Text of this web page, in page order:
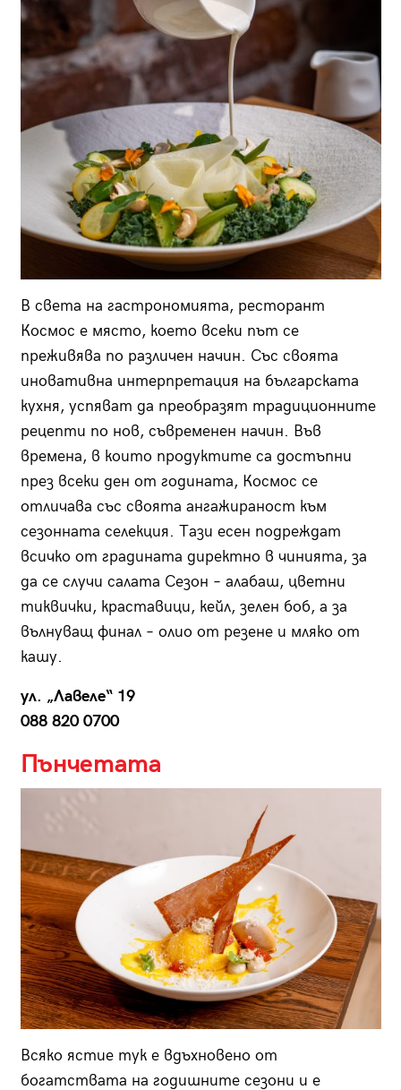
В света на гастрономията, ресторант
Космос е място, което всеки път се
преживява по различен начин. Със своята
иновативна интерпретация на българската
кухня, успяват да преобразят традиционните
рецепти по нов, съвременен начин. Във
времена, в които продуктите са достъпни
през всеки ден от годината, Космос се
отличава със своята ангажираност към
сезонната селекция. Тази есен подреждат
всичко от градината директно в чинията, за
да се случи салата Сезон – алабаш, цветни
тиквички, краставици, кейл, зелен боб, а за
вълнуващ финал – олио от резене и мляко от
кашу.
ул. „Лавеле“ 19
088 820 0700
Пънчетата
Всяко ястие тук е вдъхновено от
богатствата на годишните сезони и е